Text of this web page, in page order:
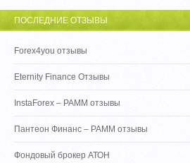
ПОСЛЕДНИЕ ОТЗЫВЫ
Forex4you отзывы
Eternity Finance Отзывы
InstaForex – PAMM отзывы
Пантеон Финанс – PAMM отзывы
Фондовый брокер АТОН